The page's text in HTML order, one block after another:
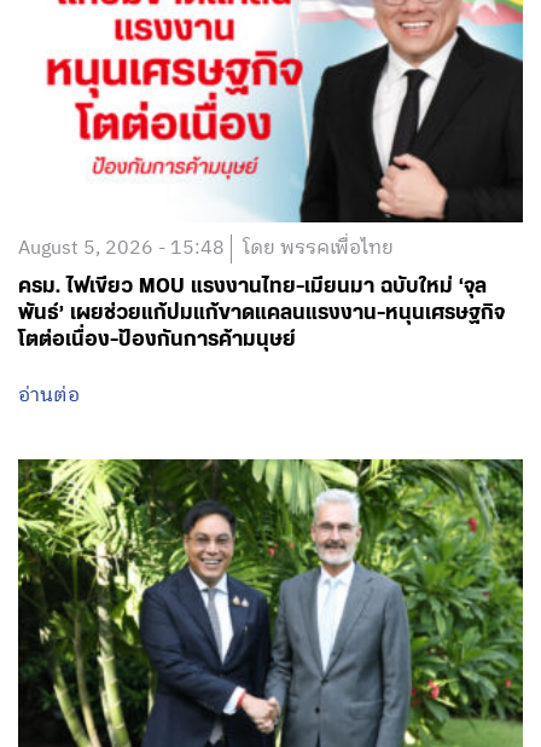
August 5, 2026 - 15:48 โดย พรรคเพื่อไทย
ครม. ไฟเขียว MOU แรงงานไทย-เมียนมา ฉบับใหม่ ‘จุล
พันธ์’ เผยช่วยแก้ปมแก้ขาดแคลนแรงงาน-หนุนเศรษฐกิจ
โตต่อเนื่อง-ป้องกันการค้ามนุษย์
อ่านต่อ